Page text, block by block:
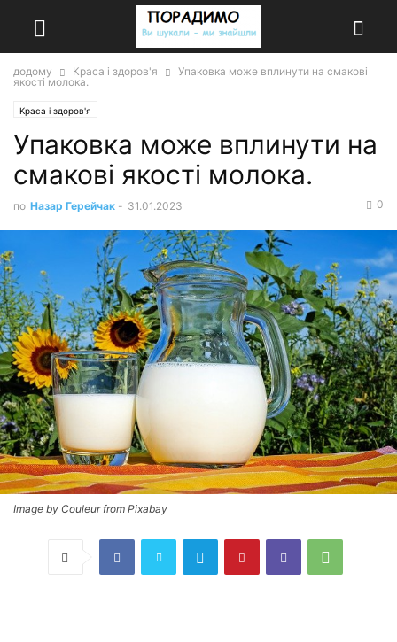
додому Краса і здоров'я
Упаковка може вплинути на смакові
якості молока.
Краса і здоров'я
Упаковка може вплинути на
смакові якості молока.
по Назар Герейчак - 31.01.2023 0
Image by Couleur from Pixabay